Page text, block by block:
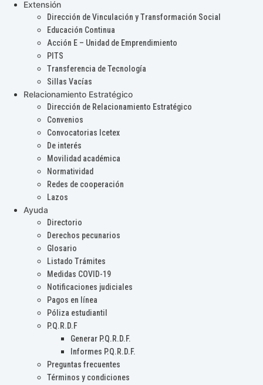
Extensión
Dirección de Vinculación y Transformación Social
Educación Continua
Acción E – Unidad de Emprendimiento
PITS
Transferencia de Tecnología
Sillas Vacías
Relacionamiento Estratégico
Dirección de Relacionamiento Estratégico
Convenios
Convocatorias Icetex
De interés
Movilidad académica
Normatividad
Redes de cooperación
Lazos
Ayuda
Directorio
Derechos pecunarios
Glosario
Listado Trámites
Medidas COVID-19
Notificaciones judiciales
Pagos en línea
Póliza estudiantil
P.Q.R.D.F
Generar P.Q.R.D.F.
Informes P.Q.R.D.F.
Preguntas frecuentes
Términos y condiciones